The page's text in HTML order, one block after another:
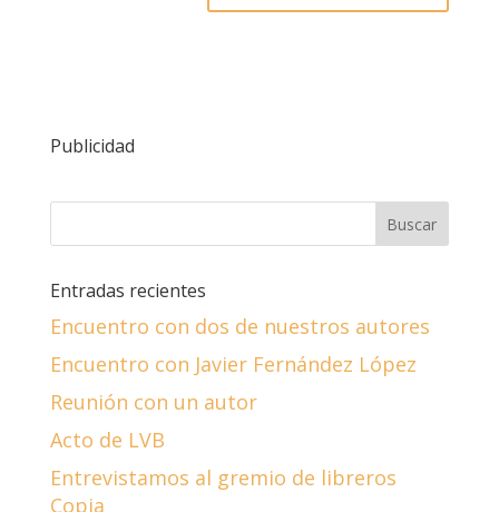
Publicidad
Entradas recientes
Encuentro con dos de nuestros autores
Encuentro con Javier Fernández López
Reunión con un autor
Acto de LVB
Entrevistamos al gremio de libreros
Copia